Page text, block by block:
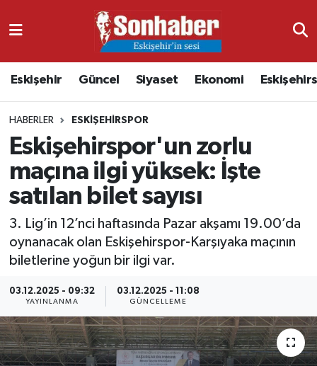
Eskişehir Güncel Siyaset Ekonomi
HABERLER ESKIŞEHIRSPOR
Eskişehirspor'un zorlu
maçına ilgi yüksek: İşte
satılan bilet sayısı
3. Lig’in 12’nci haftasında Pazar akşamı 19.00’da
oynanacak olan Eskişehirspor-Karşıyaka maçının
biletlerine yoğun bir ilgi var.
03.12.2025 - 09:32
YAYINLANMA
03.12.2025 - 11:08
GÜNCELLEME
Ekonomi
Güncel
Kültür & Sanat
Magazin
Resmi İlanlar
Sağlık
Siyaset
Nöbetçi Eczaneler
Namaz Vakitleri
Trafik Durumu
Süper Lig Puan Durumu ve Fikstür
Tüm Manşetler
Son Dakika Haberleri
Haber Arşivi